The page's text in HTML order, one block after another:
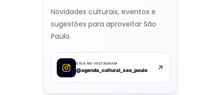
Novidades culturais, eventos e
sugestões para aproveitar São
Paulo.
SIGA NO INSTAGRAM
@agenda_cultural_sao_paulo